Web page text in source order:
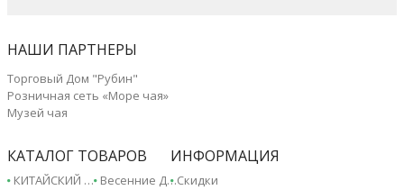
НАШИ ПАРТНЕРЫ
Торговый Дом "Рубин"
Розничная сеть «Море чая»
Музей чая
КАТАЛОГ ТОВАРОВ
КИТАЙСКИЙ ЧАЙ - 2026!
Весенние Дарджилинги - 2026!
ИНФОРМАЦИЯ
Скидки